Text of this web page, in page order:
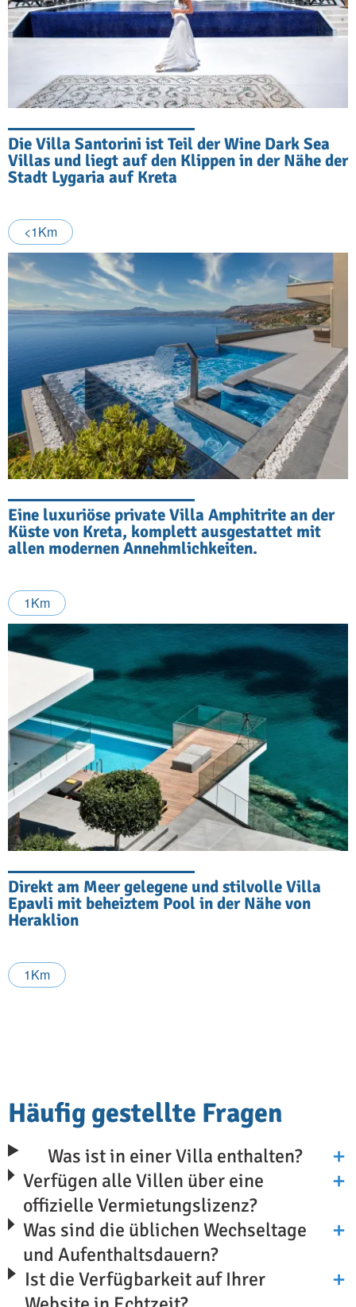
Die Villa Santorini ist Teil der Wine Dark Sea
Villas und liegt auf den Klippen in der Nähe der
Stadt Lygaria auf Kreta
<1Km
Eine luxuriöse private Villa Amphitrite an der
Küste von Kreta, komplett ausgestattet mit
allen modernen Annehmlichkeiten.
1Km
Direkt am Meer gelegene und stilvolle Villa
Epavli mit beheiztem Pool in der Nähe von
Heraklion
1Km
Häufig gestellte Fragen
Was ist in einer Villa enthalten?
Verfügen alle Villen über eine
offizielle Vermietungslizenz?
Was sind die üblichen Wechseltage
und Aufenthaltsdauern?
Ist die Verfügbarkeit auf Ihrer